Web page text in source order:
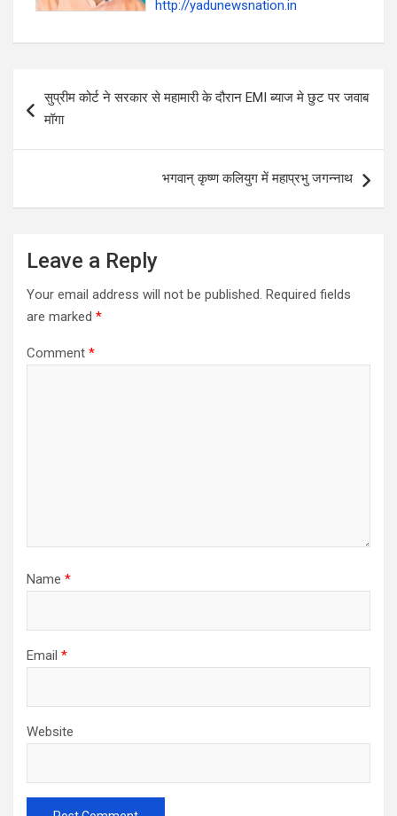
http://yadunewsnation.in
navigation
सुप्रीम कोर्ट ने सरकार से महामारी के दौरान EMI ब्याज मे छुट पर जवाब
मॉगा
भगवान् कृष्ण कलियुग में महाप्रभु जगन्नाथ
Leave a Reply
Your email address will not be published. Required fields
are marked *
Comment *
Name *
Email *
Website